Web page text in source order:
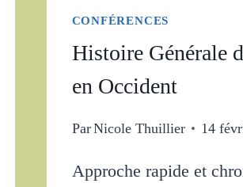
CONFÉRENCES
Histoire Générale
en Occident
ParNicole Thuillier 14
Approche rapide et